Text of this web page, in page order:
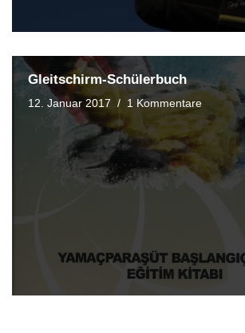
Gleitschirm-Schülerbuch
12. Januar 2017 1 Kommentare